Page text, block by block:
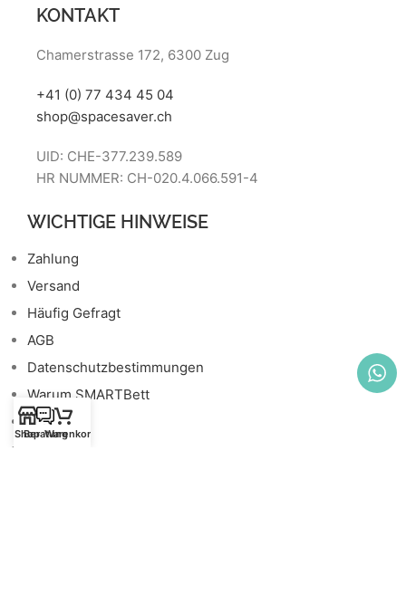
KONTAKT
Chamerstrasse 172, 6300 Zug
+41 (0) 77 434 45 04
shop@spacesaver.ch
UID: CHE-377.239.589
HR NUMMER: CH-020.4.066.591-4
WICHTIGE HINWEISE
Zahlung
Versand
Häufig Gefragt
AGB
Datenschutzbestimmungen
Warum SMARTBett
Montage
Shop
BeratungWarenkorb